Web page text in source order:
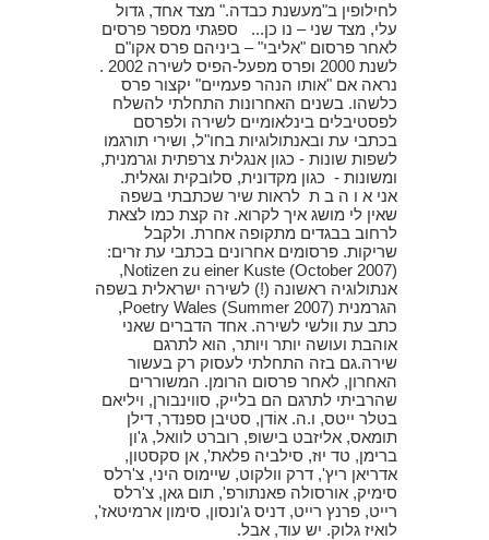
לחילופין ב"מעשנת כבדה." מצד אחד, גדול
עלי, מצד שני – נו כן... ספגתי מספר פרסים
לאחר פרסום "אליבי" – ביניהם פרס אקו"ם
לשנת 2000 ופרס מפעל-הפיס לשירה 2002 .
נראה אם "אותו הנהר פעמיים" יקצור פרס
כלשהו. בשנים האחרונות התחלתי להשלח
לפסטיבלים בינלאומיים לשירה ולפרסם
בכתבי עת ובאנתולוגיות בחו"ל, ושירי תורגמו
לשפות שונות - כגון אנגלית צרפתית וגרמנית,
ומשונות - כגון מקדונית, סלובקית וגאלית.
אני א ו ה ב ת לראות שיר שכתבתי בשפה
שאין לי מושג איך לקרוא. זה קצת כמו לצאת
לרחוב בבגדים מתקופה אחרת. ולקבל
שריקות. פרסומים אחרונים בכתבי עת זרים:
Notizen zu einer Kuste (October 2007),
אנתולוגיה ראשונה (!) לשירה ישראלית בשפה
הגרמנית Poetry Wales (Summer 2007),
כתב עת וולשי לשירה. אחד הדברים שאני
אוהבת ועושה יותר ויותר, הוא לתרגם
שירה.גם בזה התחלתי לעסוק רק בעשור
האחרון, לאחר פרסום הרומן. המשוררים
שהרביתי לתרגם הם בלייק, סווינבורן, ויליאם
בטלר ייטס, ו.ה. אוֹדן, סטיבן ספנדר, דילן
תומאס, אליזבט בישופּ, רוברט לוואל, ג'ון
ברימן, טד יוּז, סילביה פלאת', אן סקסטון,
אדריאן ריץ', דרק וולקוט, שיימוס היני, צ'רלס
סימיק, אורסולה פאנתורפ', תום גאן, צ'רלס
רייט, פרנץ רייט, דניס ג'ונסון, סימון ארמיטאז',
לואיז גלוק. יש עוד, אבל.